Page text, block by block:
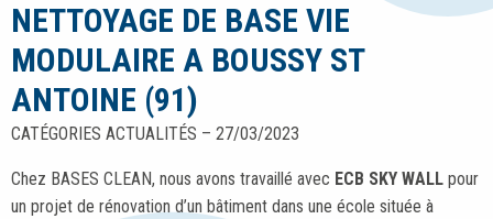
NETTOYAGE DE BASE VIE
MODULAIRE A BOUSSY ST
ANTOINE (91)
CATÉGORIES ACTUALITÉS – 27/03/2023
Chez BASES CLEAN, nous avons travaillé avec ECB SKY WALL pour
un projet de rénovation d’un bâtiment dans une école située à